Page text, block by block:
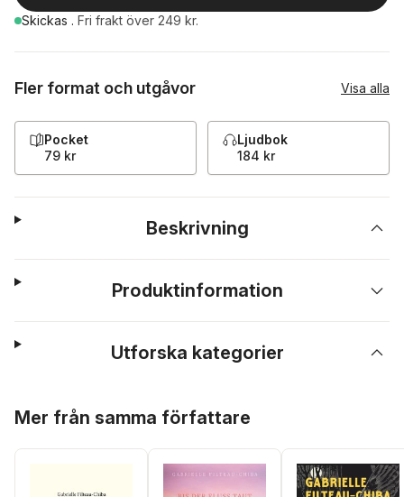
Skickas . Fri frakt över 249 kr.
Fler format och utgåvor Visa alla
Pocket
79 kr
Ljudbok
184 kr
Beskrivning
Produktinformation
Utforska kategorier
Mer från samma författare